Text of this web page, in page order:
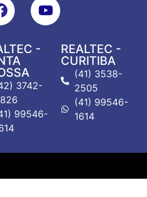
-
3742-
99546-
REALTEC -
CURITIBA
(41) 3538-
2505
(41) 99546-
1614